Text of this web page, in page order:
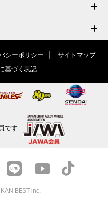
シーポリシー
サイトマップ
基づく表記
です
BEST inc.